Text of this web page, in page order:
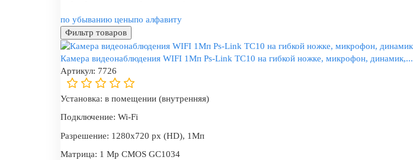
по убыванию ценыпо алфавиту
Фильтр товаров
Камера видеонаблюдения WIFI 1Мп Ps-Link TC10 на гибкой ножке, микрофон, динамик,...
Артикул: 7726
Установка: в помещении (внутренняя)
Подключение: Wi-Fi
Разрешение: 1280х720 px (HD), 1Мп
Матрица: 1 Mp CMOS GC1034